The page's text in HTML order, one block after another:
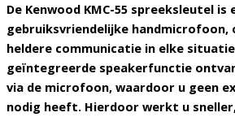
De Kenwood KMC-55 spreeksleutel is
gebruiksvriendelijke
heldere communicatie in elke
geïntegreerde speakerfunctie
via de microfoon, waardoor u geen
nodig heeft. Hierdoor werkt u